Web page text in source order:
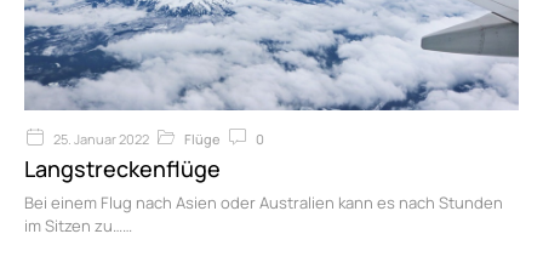
25. Januar 2022 Flüge 0
Langstreckenflüge
Bei einem Flug nach Asien oder Australien kann es nach Stunden
im Sitzen zu…